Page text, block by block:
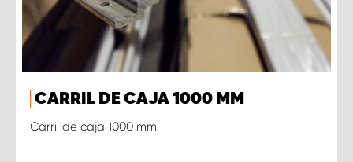
CARRIL DE CAJA 1000 MM
Carril de caja 1000 mm